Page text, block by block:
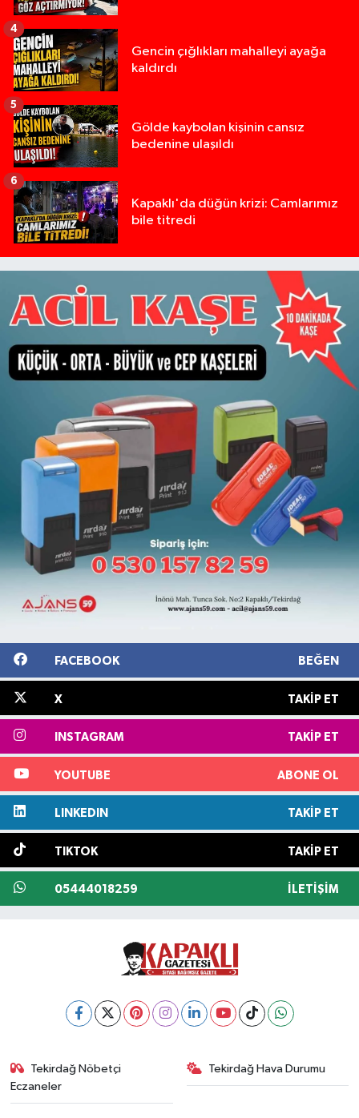
Gencin çığlıkları mahalleyi ayağa
kaldırdı
4
Gölde kaybolan kişinin cansız
bedenine ulaşıldı
5
Kapaklı'da düğün krizi: Camlarımız
bile titredi
6
FACEBOOK BEĞEN
X TAKIP ET
INSTAGRAM TAKIP ET
YOUTUBE ABONE OL
LINKEDIN TAKIP ET
TIKTOK TAKIP ET
05444018259 İLETIŞIM
Tekirdağ Nöbetçi
Eczaneler
Tekirdağ Hava Durumu